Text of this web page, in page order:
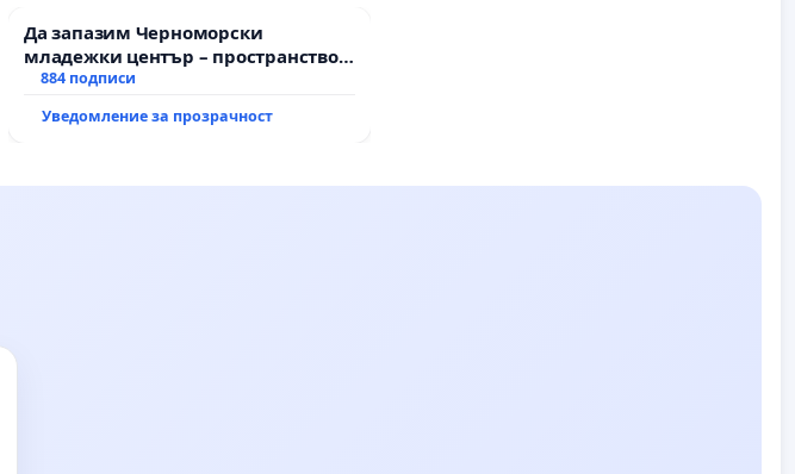
Да запазим Черноморски
младежки център – пространство
за младите на Варна
884 подписи
Уведомление за прозрачност